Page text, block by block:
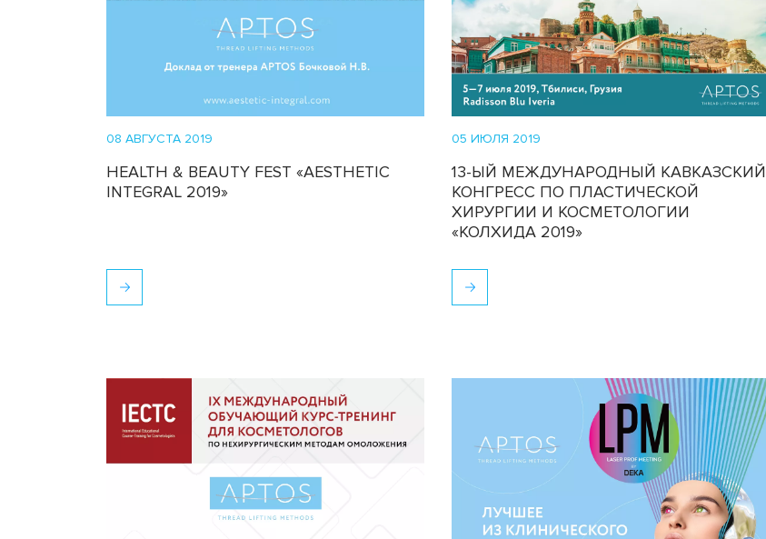
08 АВГУСТА 2019
HEALTH & BEAUTY FEST «AESTHETIC
INTEGRAL 2019»
05 ИЮЛЯ 2019
13-ЫЙ МЕЖДУНАРОДНЫЙ КАВКАЗСКИЙ
КОНГРЕСС ПО ПЛАСТИЧЕСКОЙ
ХИРУРГИИ И КОСМЕТОЛОГИИ
«КОЛХИДА 2019»